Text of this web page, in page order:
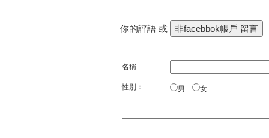
你的評語 或
名稱
性別： 男 女